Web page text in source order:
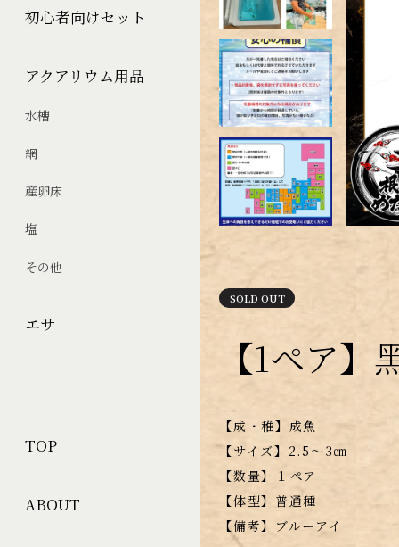
TOP
ABOUT
初心者向けセット
アクアリウム用品
水槽
網
産卵床
塩
その他
エサ
SOLD OUT
【1ペア】
【成・稚】成魚
【サイズ】2.5～3㎝
【数量】１ペア
【体型】普通種
【備考】ブルーアイ